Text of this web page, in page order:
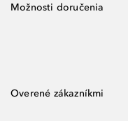
Možnosti doručenia
Overené zákazníkmi